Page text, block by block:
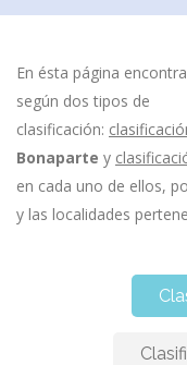
En ésta página
según dos tipos de
clasificación:
Bonaparte y
en cada uno de ellos,
y las localidades